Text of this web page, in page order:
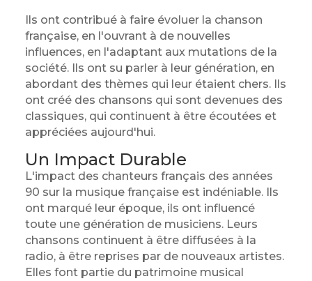
Ils ont contribué à faire évoluer la chanson
française, en l'ouvrant à de nouvelles
influences, en l'adaptant aux mutations de la
société. Ils ont su parler à leur génération, en
abordant des thèmes qui leur étaient chers. Ils
ont créé des chansons qui sont devenues des
classiques, qui continuent à être écoutées et
appréciées aujourd'hui.
Un Impact Durable
L'impact des chanteurs français des années
90 sur la musique française est indéniable. Ils
ont marqué leur époque, ils ont influencé
toute une génération de musiciens. Leurs
chansons continuent à être diffusées à la
radio, à être reprises par de nouveaux artistes.
Elles font partie du patrimoine musical